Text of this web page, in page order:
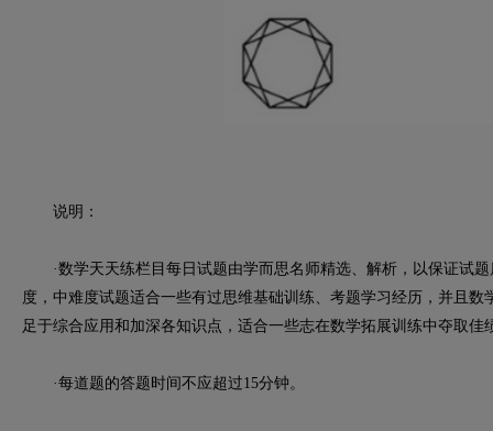
说明：
·数学天天练栏目每日试题由学而思名师精选、解析，以保证试题
度，中难度试题适合一些有过思维基础训练、考题学习经历，并且数
足于综合应用和加深各知识点，适合一些志在数学拓展训练中夺取佳
·每道题的答题时间不应超过15分钟。